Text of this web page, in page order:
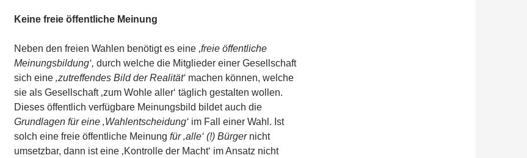
Keine freie öffentliche Meinung
Neben den freien Wahlen benötigt es eine ‚freie öffentliche
Meinungsbildung‘, durch welche die Mitglieder einer Gesellschaft
sich eine ‚zutreffendes Bild der Realität‘ machen können, welche
sie als Gesellschaft ‚zum Wohle aller‘ täglich gestalten wollen.
Dieses öffentlich verfügbare Meinungsbild bildet auch die
Grundlagen für eine ‚Wahlentscheidung‘ im Fall einer Wahl. Ist
solch eine freie öffentliche Meinung für ‚alle‘ (!) Bürger nicht
umsetzbar, dann ist eine ‚Kontrolle der Macht‘ im Ansatz nicht